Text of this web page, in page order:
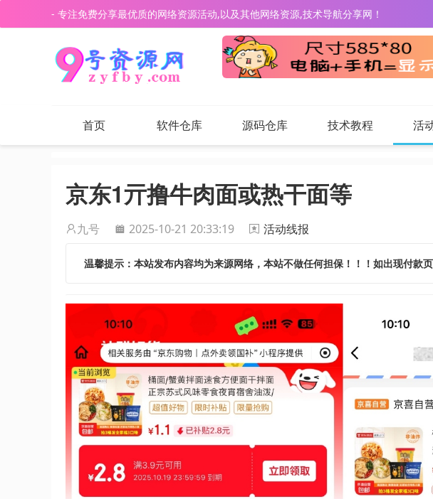
- 专注免费分享最优质的网络资源活动,以及其他网络资源,技术导航分享网！
首页 软件仓库 源码仓库 技术教程 活
京东1亓撸牛肉面或热干面等
九号 2025-10-21 20:33:19 活动线报
温馨提示：本站发布内容均为来源网络，本站不做任何担保！！！如出现付款